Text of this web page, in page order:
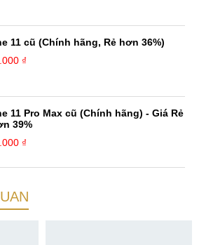
11 cũ (Chính hãng, Rẻ hơn 36%)
₫
11 Pro Max cũ (Chính hãng) - Giá Rẻ
39%
₫